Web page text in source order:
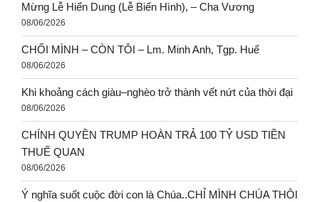
Mừng Lễ Hiển Dung (Lễ Biến Hình), – Cha Vương
08/06/2026
CHỐI MÌNH – CÒN TÔI – Lm. Minh Anh, Tgp. Huế
08/06/2026
Khi khoảng cách giàu–nghèo trở thành vết nứt của thời đại
08/06/2026
CHÍNH QUYỀN TRUMP HOÀN TRẢ 100 TỶ USD TIỀN
THUẾ QUAN
08/06/2026
Ý nghĩa suốt cuộc đời con là Chúa..CHỈ MÌNH CHÚA THÔI